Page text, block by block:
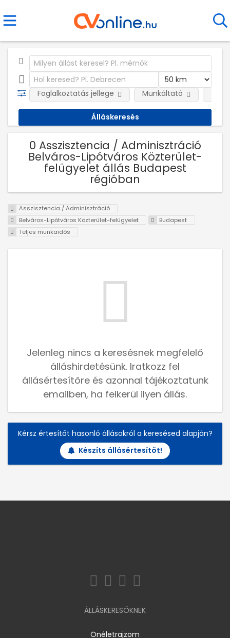
Foglalkoztatás jellege Munkáltató
0 Asszisztencia / Adminisztráció
Belváros-Lipótváros Közterület-
felügyelet állás Budapest
régióban
Asszisztencia / Adminisztráció
Belváros-Lipótváros Közterület-felügyelet
Budapest
Teljes munkaidős
Jelenleg nincs a keresésnek megfelelő
álláshirdetésünk. Iratkozz fel
állásértesítőre és azonnal tájékoztatunk
emailben, ha felkerül ilyen állás.
Kérsz értesítőt hasonló állásokról a keresésed alapján?
Készíts állásértesítőt!
ÁLLÁSKERESŐKNEK
Önéletrajzom